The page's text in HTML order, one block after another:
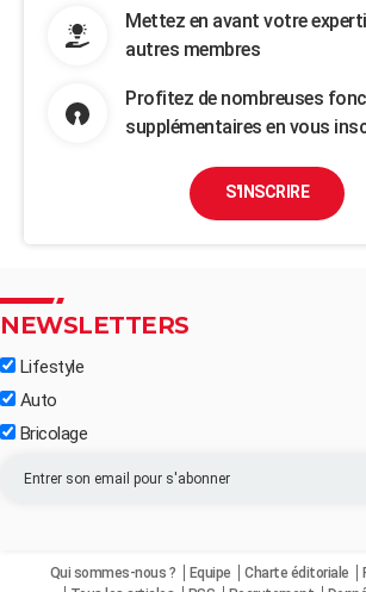
Mettez en avant votre
autres membres
Profitez de nombreuses
supplémentaires en vous
S'INSCRIRE
NEWSLETTERS
Lifestyle
Auto
Bricolage
Qui sommes-nous ? Equipe Charte éditoriale